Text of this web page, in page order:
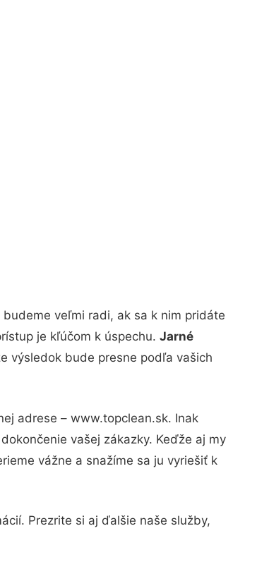
veľmi radi, ak sa k nim pridáte
je kľúčom k úspechu. Jarné
výsledok bude presne podľa vašich
adrese – www.topclean.sk. Inak
vašej zákazky. Keďže aj my
vážne a snažíme sa ju vyriešiť k
Prezrite si aj ďalšie naše služby,